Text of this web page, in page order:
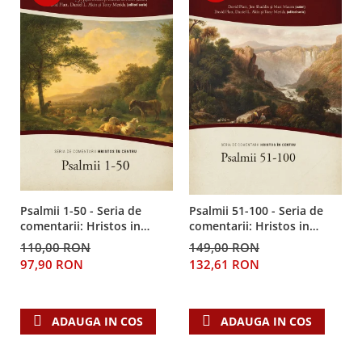
Psalmii 1-50 - Seria de
comentarii: Hristos in
centru
110,00 RON
97,90 RON
ADAUGA IN COS
Psalmii 51-100 - Seria de
comentarii: Hristos in
centru
149,00 RON
132,61 RON
ADAUGA IN COS